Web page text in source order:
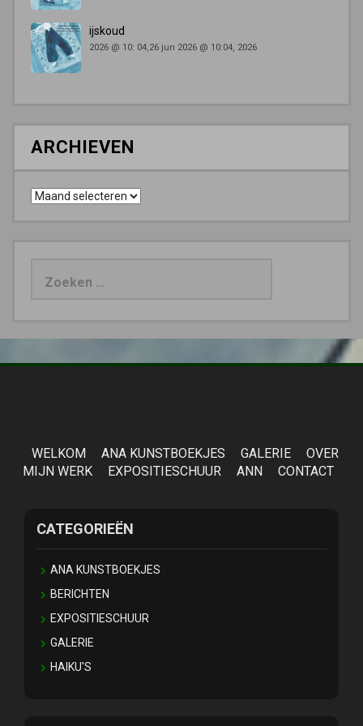
ijskoud
2026 @ 10: 04,26 jun 2026 @ 10:04, 2026
ARCHIEVEN
Archieven
WELKOM ANA KUNSTBOEKJES GALERIE
OVER
MIJN WERK
EXPOSITIESCHUUR ANN CONTACT
CATEGORIEËN
ANA KUNSTBOEKJES
BERICHTEN
EXPOSITIESCHUUR
GALERIE
HAIKU'S